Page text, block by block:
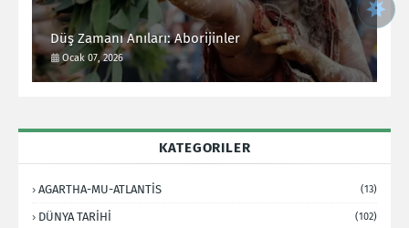
Düş Zamanı Anıları: Aborijinler
Ocak 07, 2026
KATEGORILER
AGARTHA-MU-ATLANTİS (13)
DÜNYA TARİHİ (102)